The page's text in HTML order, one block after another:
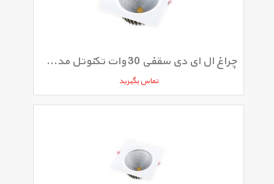
چراغ ال ای دی سقفی 30 وات تکنوتل مدل 9430
تماس بگیرید